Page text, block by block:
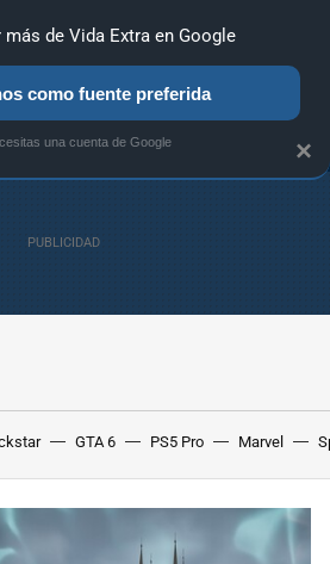
PC SONY NINTENDO
GTA 6 PS5 Pro Marvel
×
más de Vida Extra en Google
como fuente preferida
una cuenta de Google